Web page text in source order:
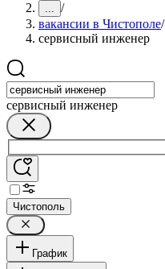
... /
вакансии в Чистополе/
сервисный инженер
сервисный инженер
Чистополь
График